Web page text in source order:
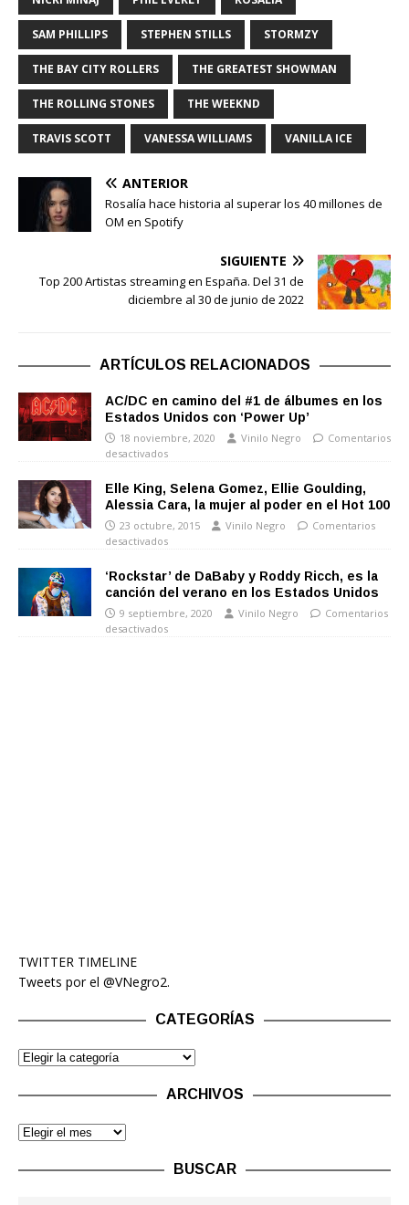
SAM PHILLIPS STEPHEN STILLS STORMZY
THE BAY CITY ROLLERS THE GREATEST SHOWMAN
THE ROLLING STONES THE WEEKND
TRAVIS SCOTT VANESSA WILLIAMS VANILLA ICE
ANTERIOR
Rosalía hace historia al superar los 40 millones de
OM en Spotify
SIGUIENTE
Top 200 Artistas streaming en España. Del 31 de
diciembre al 30 de junio de 2022
ARTÍCULOS RELACIONADOS
AC/DC en camino del #1 de álbumes en los
Estados Unidos con ‘Power Up’
18 noviembre, 2020 Vinilo Negro
Comentarios
desactivados
Elle King, Selena Gomez, Ellie Goulding,
Alessia Cara, la mujer al poder en el Hot 100
23 octubre, 2015 Vinilo Negro
Comentarios
desactivados
‘Rockstar’ de DaBaby y Roddy Ricch, es la
canción del verano en los Estados Unidos
9 septiembre, 2020 Vinilo Negro
Comentarios
desactivados
TWITTER TIMELINE
Tweets por el @VNegro2.
CATEGORÍAS
ARCHIVOS
BUSCAR